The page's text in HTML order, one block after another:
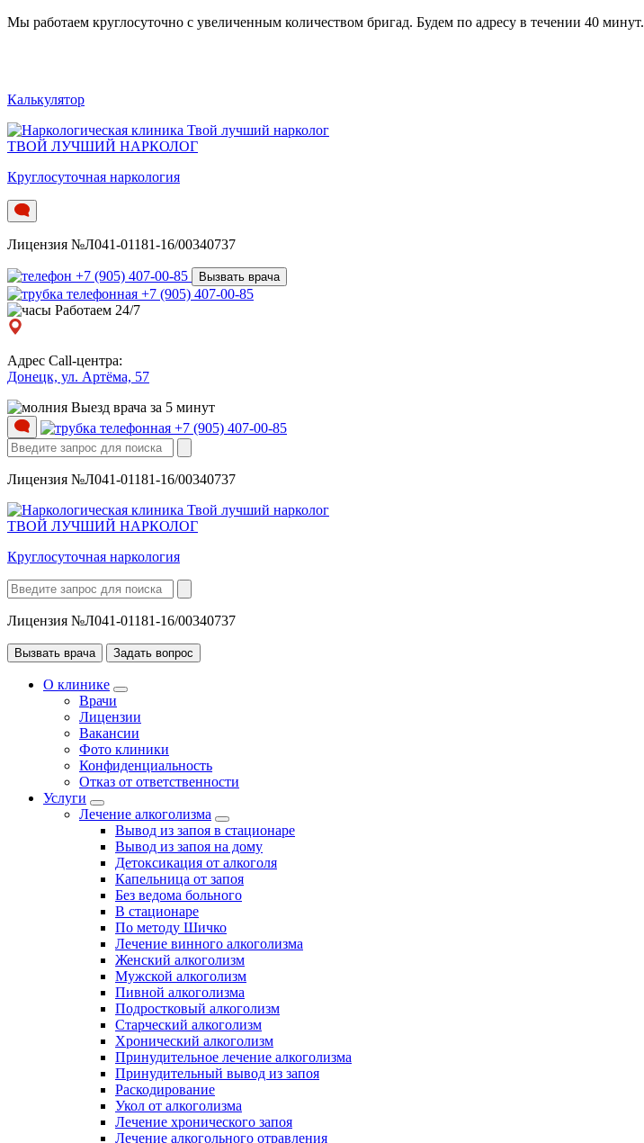
Мы работаем круглосуточно c увеличенным количеством бригад. Будем по адресу в течении 40 минут.
Калькулятор
ТВОЙ ЛУЧШИЙ НАРКОЛОГ
Круглосуточная наркология
Лицензия №Л041-01181-16/00340737
+7 (905) 407-00-85 Вызвать врача
+7 (905) 407-00-85
Работаем 24/7
Адрес Call-центра:
Донецк, ул. Артёма, 57
Выезд врача за 5 минут
+7 (905) 407-00-85
Лицензия №Л041-01181-16/00340737
ТВОЙ ЛУЧШИЙ НАРКОЛОГ
Круглосуточная наркология
Лицензия №Л041-01181-16/00340737
Вызвать врача Задать вопрос
О клинике
Врачи
Лицензии
Вакансии
Фото клиники
Конфиденциальность
Отказ от ответственности
Услуги
Лечение алкоголизма
Вывод из запоя в стационаре
Вывод из запоя на дому
Детоксикация от алкоголя
Капельница от запоя
Без ведома больного
В стационаре
По методу Шичко
Лечение винного алкоголизма
Женский алкоголизм
Мужской алкоголизм
Пивной алкоголизма
Подростковый алкоголизм
Старческий алкоголизм
Хронический алкоголизм
Принудительное лечение алкоголизма
Принудительный вывод из запоя
Раскодирование
Укол от алкоголизма
Лечение хронического запоя
Лечение алкогольного отравления